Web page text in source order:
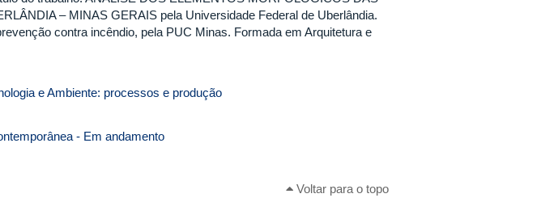
– MINAS GERAIS pela Universidade Federal de Uberlândia.
contra incêndio, pela PUC Minas. Formada em Arquitetura e
e Ambiente: processos e produção
- Em andamento
Voltar para o topo